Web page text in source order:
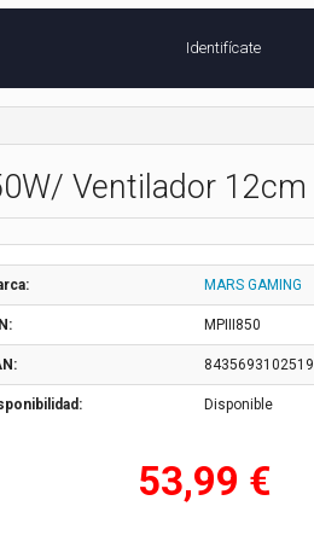
Identifícate
Ventilador 12cm
MARS GAMING
MPIII850
8435693102519
Disponible
53,99 €